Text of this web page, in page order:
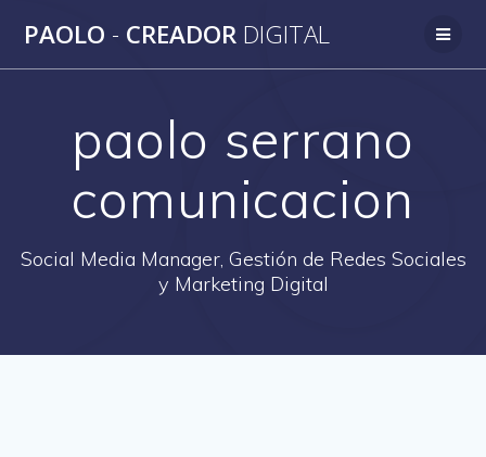
al
PAOLO - CREADOR DIGITAL
paolo serrano
comunicacion
Social Media Manager, Gestión de Redes Sociales
y Marketing Digital